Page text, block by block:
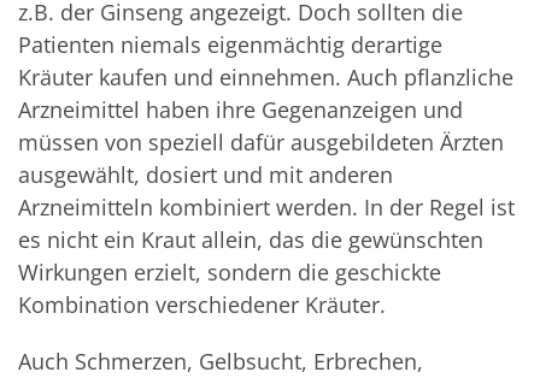
z.B. der Ginseng angezeigt. Doch sollten die
Patienten niemals eigenmächtig derartige
Kräuter kaufen und einnehmen. Auch pflanzliche
Arzneimittel haben ihre Gegenanzeigen und
müssen von speziell dafür ausgebildeten Ärzten
ausgewählt, dosiert und mit anderen
Arzneimitteln kombiniert werden. In der Regel ist
es nicht ein Kraut allein, das die gewünschten
Wirkungen erzielt, sondern die geschickte
Kombination verschiedener Kräuter.
Auch Schmerzen, Gelbsucht, Erbrechen,